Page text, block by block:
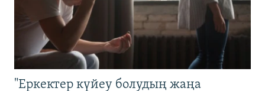
"Еркектер күйеу болудың жаңа